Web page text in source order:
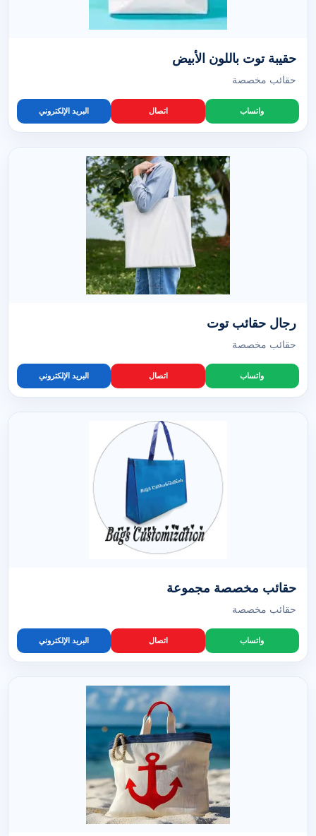
حقيبة توت باللون الأبيض
حقائب مخصصة
واتساب اتصال البريد الإلكتروني
رجال حقائب توت
حقائب مخصصة
واتساب اتصال البريد الإلكتروني
حقائب مخصصة مجموعة
حقائب مخصصة
واتساب اتصال البريد الإلكتروني